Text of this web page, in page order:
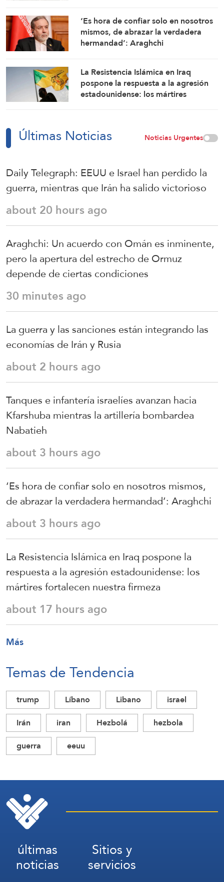
‘Es hora de confiar solo en nosotros
mismos, de abrazar la verdadera
hermandad’: Araghchi
La Resistencia Islámica en Iraq
pospone la respuesta a la agresión
estadounidense: los mártires
Últimas Noticias Noticias Urgentes
Daily Telegraph: EEUU e Israel han perdido la
guerra, mientras que Irán ha salido victorioso
about 20 hours ago
Araghchi: Un acuerdo con Omán es inminente,
pero la apertura del estrecho de Ormuz
depende de ciertas condiciones
30 minutes ago
La guerra y las sanciones están integrando las
economías de Irán y Rusia
about 2 hours ago
Tanques e infantería israelíes avanzan hacia
Kfarshuba mientras la artillería bombardea
Nabatieh
about 3 hours ago
‘Es hora de confiar solo en nosotros mismos,
de abrazar la verdadera hermandad’: Araghchi
about 3 hours ago
La Resistencia Islámica en Iraq pospone la
respuesta a la agresión estadounidense: los
mártires fortalecen nuestra firmeza
about 17 hours ago
Más
Temas de Tendencia
trump Líbano Libano
israel
Irán
iran Hezbolá
hezbola
guerra
eeuu
últimas
noticias
Sitios y
servicios